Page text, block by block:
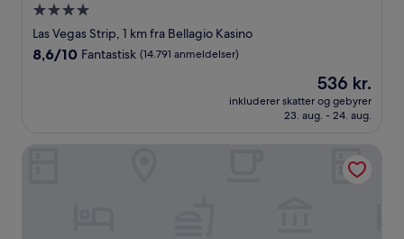
4.0-
stjernet
overnatningssted
Las Vegas Strip, 1 km fra Bellagio Kasino
8.6
anmeldelser)
8,6/10 Fantastisk (14.791 anmeldelser)
Prisen
er
536 kr.
536 kr.
inkluderer skatter og gebyrer
23. aug. - 24. aug.